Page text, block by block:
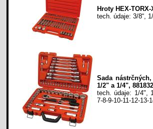
Hroty HEX-
tech. údaje: 3/8“,
Sada
1/2" a 1/4",
tech. údaje: 1/4",
7-8-9-10-11-12-13-